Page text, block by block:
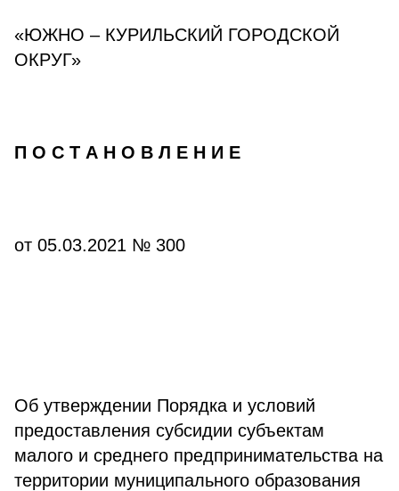
«ЮЖНО – КУРИЛЬСКИЙ ГОРОДСКОЙ
ОКРУГ»
П О С Т А Н О В Л Е Н И Е
от 05.03.2021 № 300
Об утверждении Порядка и условий
предоставления субсидии субъектам
малого и среднего предпринимательства на
территории муниципального образования